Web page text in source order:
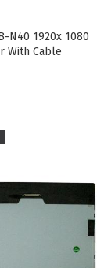
N40 1920x 1080
With Cable